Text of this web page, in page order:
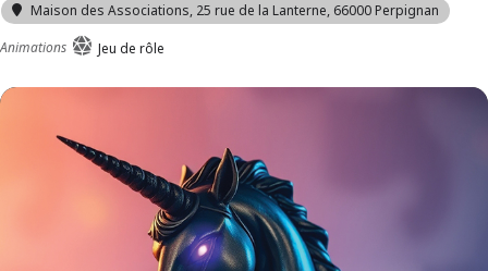
Maison des Associations, 25 rue de la Lanterne, 66000 Perpignan
Animations
Jeu de rôle